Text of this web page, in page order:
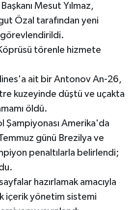
Mesut Yılmaz,
Özal tarafından yeni
görevlendirildi.
törenle hizmete
ait bir Antonov An-26,
kuzeyinde düştü ve uçakta
öldü.
Şampiyonası Amerika'da
günü Brezilya ve
penaltılarla belirlendi;
hazırlamak amacıyla
içerik yönetim sistemi